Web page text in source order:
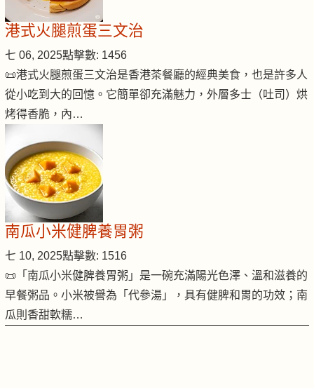
港式火腿煎蛋三文治
七 06, 2025點擊數: 1456
📜港式火腿煎蛋三文治是香港茶餐廳的經典美食，也是許多人
從小吃到大的回憶。它簡單卻充滿魅力，外層多士（吐司）烘
烤得香脆，內…
南瓜小米健脾養胃粥
七 10, 2025點擊數: 1516
📜「南瓜小米健脾養胃粥」是一碗充滿陽光色澤、溫和滋養的
早餐粥品。小米被譽為「代參湯」，具有健脾和胃的功效；南
瓜則香甜軟糯…